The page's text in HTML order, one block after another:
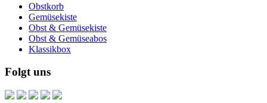
Obstkorb
Gemüsekiste
Obst & Gemüsekiste
Obst & Gemüseabos
Klassikbox
Folgt uns